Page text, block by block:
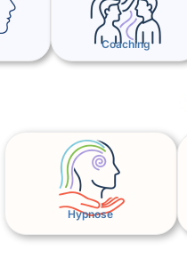
Coaching
Hypnose